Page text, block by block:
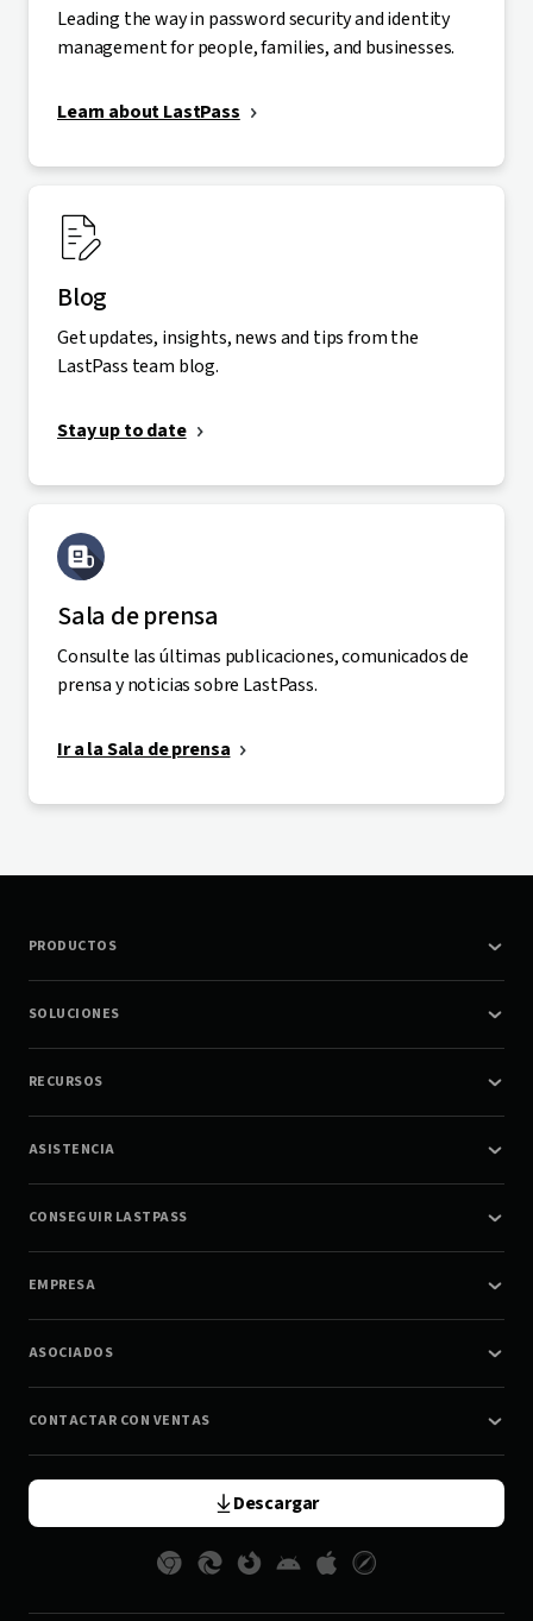
Leading the way in password security and identity
management for people, families, and businesses.
Learn about LastPass
Blog
Get updates, insights, news and tips from the
LastPass team blog.
Stay up to date
Sala de prensa
Consulte las últimas publicaciones, comunicados de
prensa y noticias sobre LastPass.
Ir a la Sala de prensa
PRODUCTOS
SOLUCIONES
RECURSOS
ASISTENCIA
CONSEGUIR LASTPASS
EMPRESA
ASOCIADOS
CONTACTAR CON VENTAS
Descargar